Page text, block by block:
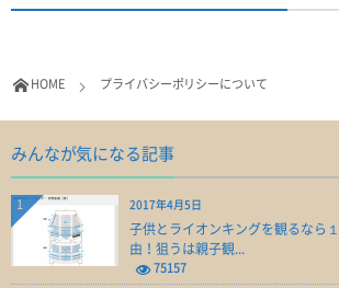
HOME プライバシーポリシーについて
みんなが気になる記事
2017年4月5日
子供とライオンキングを観るなら
由！狙うは親子観...
75157
1